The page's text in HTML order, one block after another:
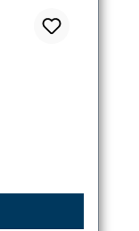
5 von 5 Sternen